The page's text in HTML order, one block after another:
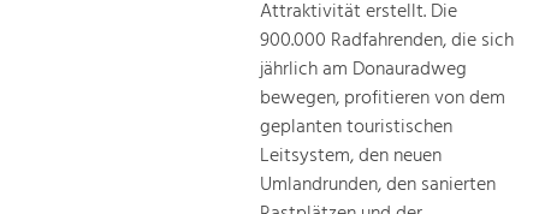
Attraktivität erstellt. Die
900.000 Radfahrenden, die sich
jährlich am Donauradweg
bewegen, profitieren von dem
geplanten touristischen
Leitsystem, den neuen
Umlandrunden, den sanierten